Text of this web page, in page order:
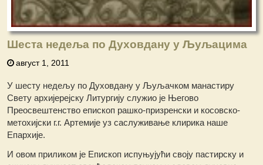
Шеста недеља по Духовдану у Љуљацима
август 1, 2011
У шесту недељу по Духовдану у Љуљачком манастиру
Свету архијерејску Литургију служио је Његово
Преосвештенство епископ рашко-призренски и косовско-
метохијски г.г. Артемије уз саслуживање клирика наше
Епархије.
И овом приликом је Епископ испуњујући своју пастирску и